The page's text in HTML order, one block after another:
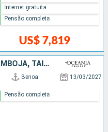
US$ 7,819
Internet gratuita
Pensão completa
INDONESIA, SINGAPURA, CAMBOJA, TAILÃNDIA, VITENÃ, CHINA
Benoa 13/03/2027
Pensão completa